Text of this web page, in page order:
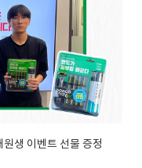
생 이벤트 선물 증정